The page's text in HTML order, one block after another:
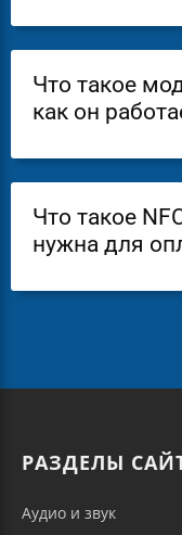
Что такое
как он
Что такое
нужна для
РАЗДЕЛЫ
Аудио и звук